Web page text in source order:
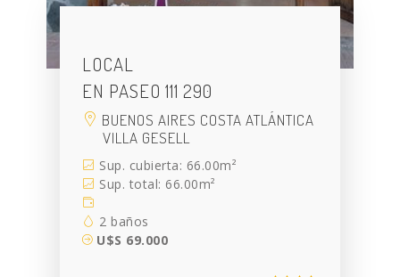
LOCAL
EN PASEO 111 290
BUENOS AIRES COSTA ATLÁNTICA
VILLA GESELL
Sup. cubierta: 66.00m²
Sup. total: 66.00m²
2 baños
U$S 69.000